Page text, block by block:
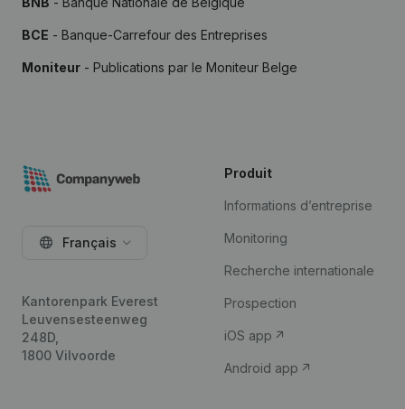
BCE - Banque-Carrefour des Entreprises
Moniteur - Publications par le Moniteur Belge
Français
Kantorenpark Everest
Leuvensesteenweg
248D,
1800 Vilvoorde
Produit
Informations d’entreprise
Monitoring
Recherche internationale
Prospection
iOS app
Android app